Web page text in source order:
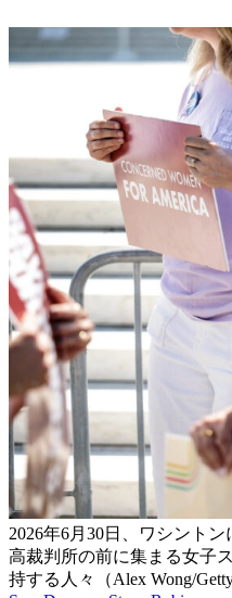
2026年6月30日、ワシント
高裁判所の前に集まる女子
持する人々（Alex Wong/Getty